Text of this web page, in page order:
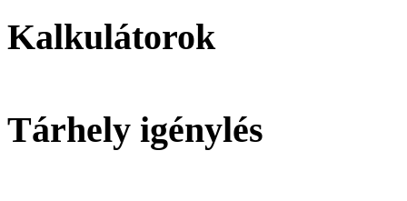
Kalkulátorok
Tárhely igénylés